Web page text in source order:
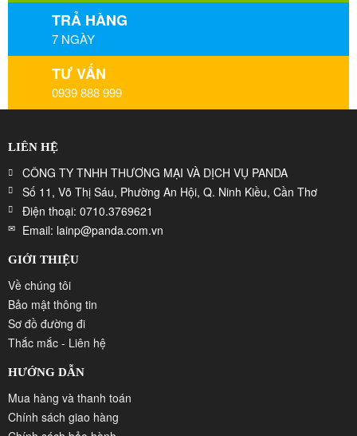
TRẢ HÀNG
7 NGÀY
TƯ VẤN
0939 888 999
LIÊN HỆ
CÔNG TY TNHH THƯƠNG MẠI VÀ DỊCH VỤ PANDA
Số 11, Võ Thị Sáu, Phường An Hội, Q. Ninh Kiều, Cần Thơ
Điện thoại: 0710.3769621
Email: lainp@panda.com.vn
GIỚI THIỆU
Về chúng tôi
Bảo mật thông tin
Sơ đồ đường đi
Thắc mắc - Liên hệ
HƯỚNG DẪN
Mua hàng và thanh toán
Chính sách giao hàng